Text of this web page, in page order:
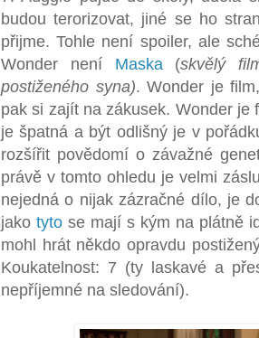
budou terorizovat, jiné se ho
přijme. Tohle není spoiler, ale
Wonder není Maska (skvělý
postiženého syna). Wonder je
pak si zajít na zákusek. Wonder
je špatná a být odlišný je v
rozšířit povědomí o závažné
právě v tomto ohledu je velmi
nejedná o nijak zázračné dílo, je
jako tyto se mají s kým na plátně
mohl hrát někdo opravdu
Koukatelnost: 7 (ty laskavé a
nepříjemné na sledování).